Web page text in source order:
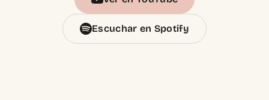
Escuchar en Spotify